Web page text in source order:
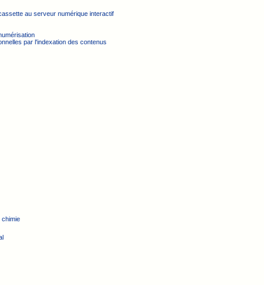
au serveur numérique interactif
par l'indexation des contenus